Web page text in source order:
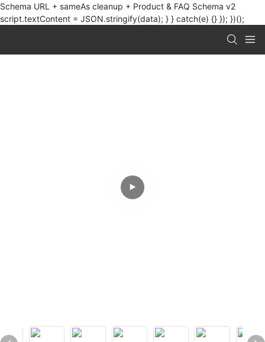
Schema URL + sameAs cleanup + Product & FAQ Schema v2
script.textContent = JSON.stringify(data); } } catch(e) {} }); })();